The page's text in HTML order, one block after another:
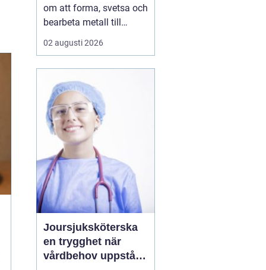
om att forma, svetsa och
bearbeta metall till
starka och hållbara
konstruktioner. Det kan
trappor till stora
stålkonstruktioner i
industrin. När smidet
utförs rätt får du
produkter som håller
länge, tål...
02 augusti 2026
Joursjuksköterska
en trygghet när
vårdbehov uppstår